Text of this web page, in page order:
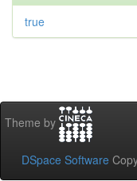
true
Theme by
DSpace Software